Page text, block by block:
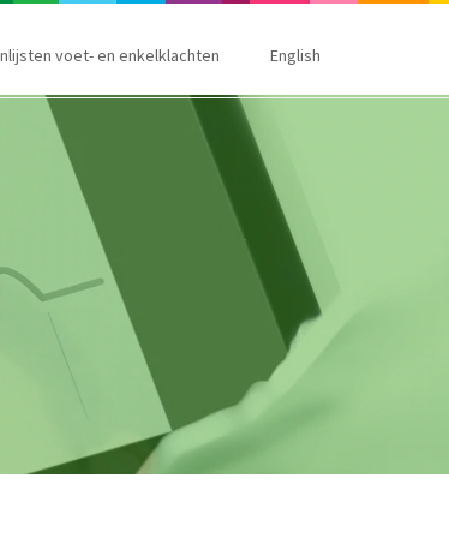
voet- en enkelklachten English